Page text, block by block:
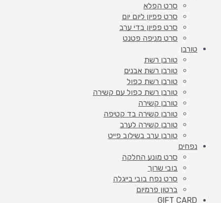
סרט הפלא
סרט פפיון ליום יום
סרט פפיון בדי ערב
סרט מניפה פטנט
טורבן
טורבן רשת
טורבן רשת אבנים
טורבן רשת כפול
טורבן רשת כפול עם קשירה
טורבן קשירה
טורבן קשירה בד קטיפה
טורבן קשירה לערב
טורבן ערב בשילוב פייט
נפחים
סרט מונע החלקה
בובי שרוך
סרט נפח בובי בייגלה
ברטון פרמיום
GIFT CARD